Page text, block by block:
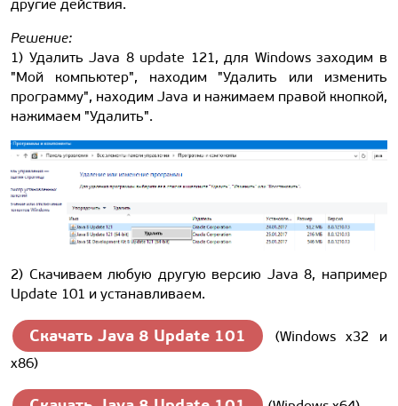
другие действия.
Решение:
1) Удалить Java 8 update 121, для Windows заходим в
"Мой компьютер", находим "Удалить или изменить
программу", находим Java и нажимаем правой кнопкой,
нажимаем "Удалить".
2) Скачиваем любую другую версию Java 8, например
Update 101 и устанавливаем.
Скачать Java 8 Update 101
(Windows x32 и
x86)